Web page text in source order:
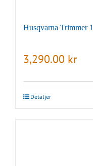
Husqvarna Trimmer
3,290.00 kr
Detaljer